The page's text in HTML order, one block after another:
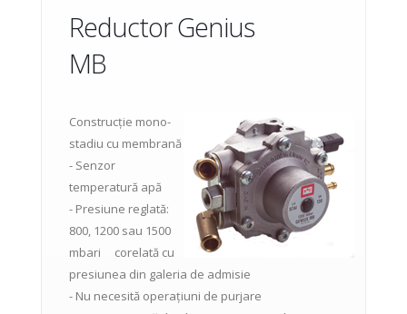
Reductor Genius
MB
Construcție mono-
stadiu cu membrană
- Senzor
temperatură apă
- Presiune reglată:
800, 1200 sau 1500
mbari corelată cu
presiunea din galeria de admisie
- Nu necesită operațiuni de purjare